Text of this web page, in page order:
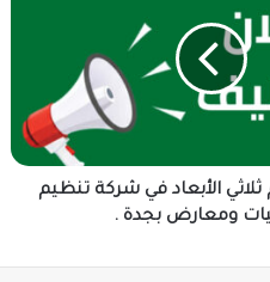
الأبعاد في شركة تنظيم
ومعارض بجدة .